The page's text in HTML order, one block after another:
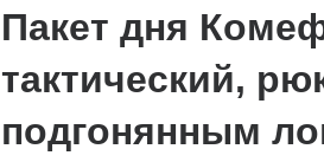
Пакет дня
тактический,
подгонянным
Пакет дня
тактический,
подгонянным